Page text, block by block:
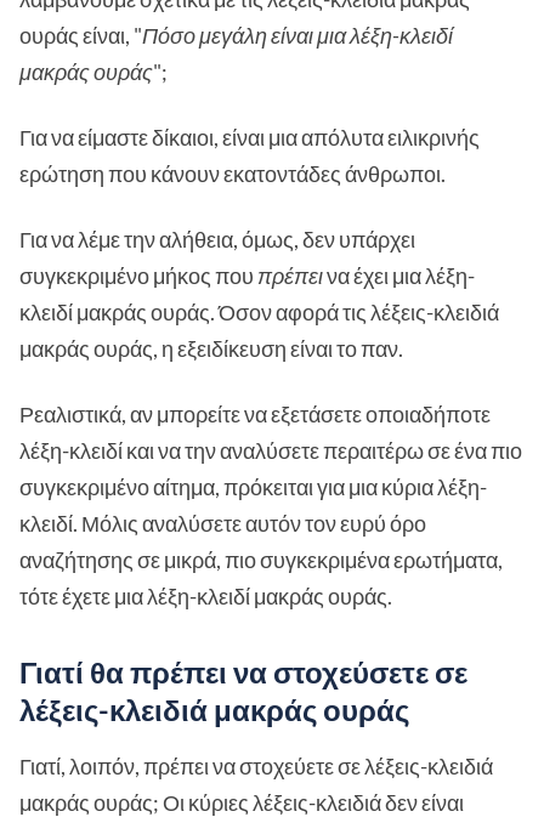
ουράς είναι, "Πόσο μεγάλη είναι μια λέξη-κλειδί
μακράς ουράς";
Για να είμαστε δίκαιοι, είναι μια απόλυτα ειλικρινής
ερώτηση που κάνουν εκατοντάδες άνθρωποι.
Για να λέμε την αλήθεια, όμως, δεν υπάρχει
συγκεκριμένο μήκος που πρέπεινα έχει μια λέξη-
κλειδί μακράς ουράς. Όσον αφορά τις λέξεις-κλειδιά
μακράς ουράς, η εξειδίκευση είναι το παν.
Ρεαλιστικά, αν μπορείτε να εξετάσετε οποιαδήποτε
λέξη-κλειδί και να την αναλύσετε περαιτέρω σε ένα πιο
συγκεκριμένο αίτημα, πρόκειται για μια κύρια λέξη-
κλειδί. Μόλις αναλύσετε αυτόν τον ευρύ όρο
αναζήτησης σε μικρά, πιο συγκεκριμένα ερωτήματα,
τότε έχετε μια λέξη-κλειδί μακράς ουράς.
Γιατί θα πρέπει να στοχεύσετε σε
λέξεις-κλειδιά μακράς ουράς
Γιατί, λοιπόν, πρέπει να στοχεύετε σε λέξεις-κλειδιά
μακράς ουράς; Οι κύριες λέξεις-κλειδιά δεν είναι